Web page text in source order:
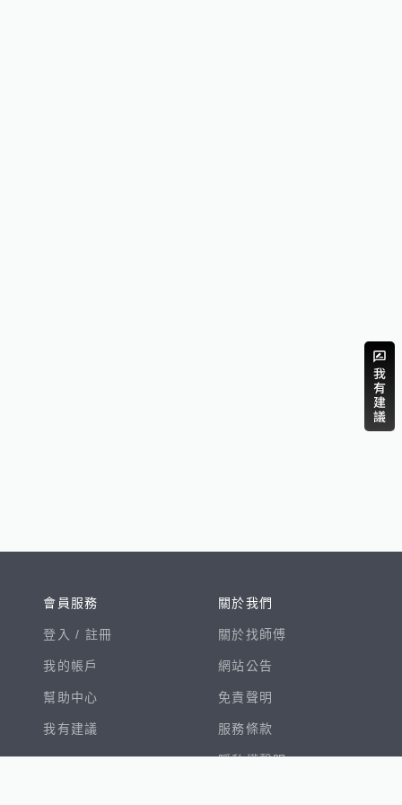
會員服務
登入 / 註冊
我的帳戶
幫助中心
我有建議
關於我們
關於找師傅
網站公告
免責聲明
服務條款
隱私權聲明